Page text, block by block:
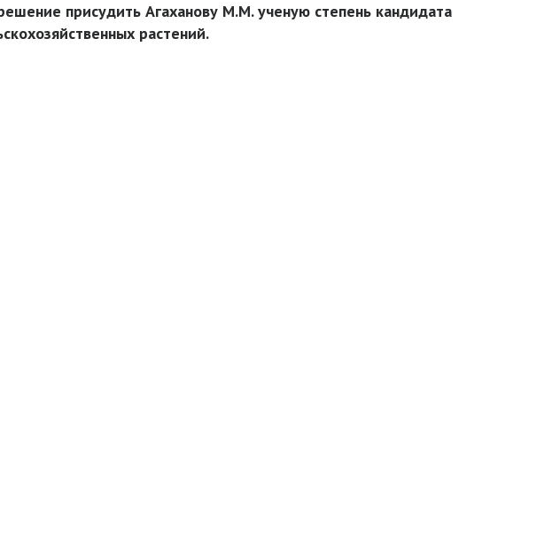
присудить Агаханову М.М. ученую степень кандидата
растений.